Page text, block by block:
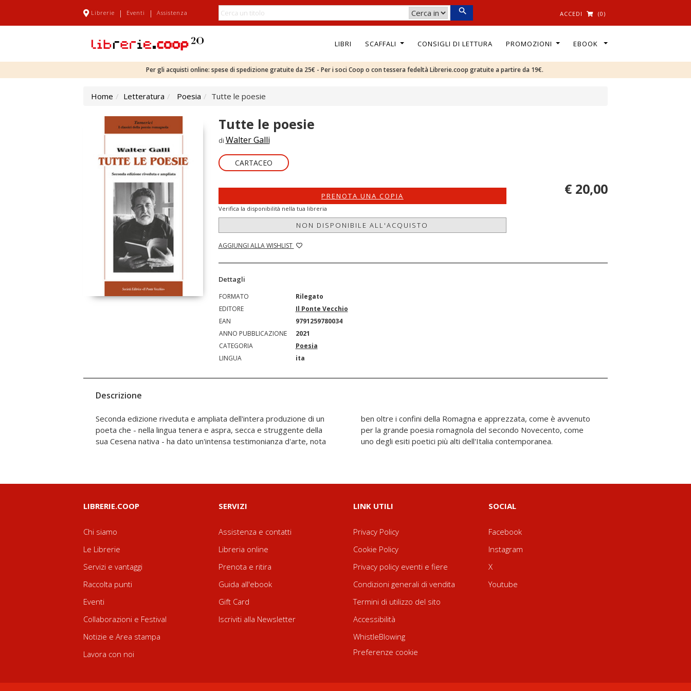
Librerie | Eventi | Assistenza ACCEDI (0)
LIBRI SCAFFALI CONSIGLI DI LETTURA PROMOZIONI EBOOK
Per gli acquisti online: spese di spedizione gratuite da 25€ - Per i soci Coop o con tessera fedeltà Librerie.coop gratuite a partire da 19€.
Home Letteratura Poesia Tutte le poesie
Tutte le poesie
di Walter Galli
CARTACEO
PRENOTA UNA COPIA
Verifica la disponibilità nella tua libreria
NON DISPONIBILE ALL'ACQUISTO
AGGIUNGI ALLA WISHLIST
€ 20,00
Dettagli
FORMATO
Rilegato
EDITORE
Il Ponte Vecchio
EAN
9791259780034
ANNO PUBBLICAZIONE
2021
CATEGORIA
Poesia
LINGUA
ita
Descrizione
Seconda edizione riveduta e ampliata dell'intera produzione di un
poeta che - nella lingua tenera e aspra, secca e struggente della
sua Cesena nativa - ha dato un'intensa testimonianza d'arte, nota
ben oltre i confini della Romagna e apprezzata, come è avvenuto
per la grande poesia romagnola del secondo Novecento, come
uno degli esiti poetici più alti dell'Italia contemporanea.
LIBRERIE.COOP
Chi siamo
Le Librerie
Servizi e vantaggi
Raccolta punti
Eventi
Collaborazioni e Festival
Notizie e Area stampa
Lavora con noi
SERVIZI
Assistenza e contatti
Libreria online
Prenota e ritira
Guida all'ebook
Gift Card
Iscriviti alla Newsletter
LINK UTILI
Privacy Policy
Cookie Policy
Privacy policy eventi e fiere
Condizioni generali di vendita
Termini di utilizzo del sito
Accessibilità
WhistleBlowing
Preferenze cookie
SOCIAL
Facebook
Instagram
X
Youtube